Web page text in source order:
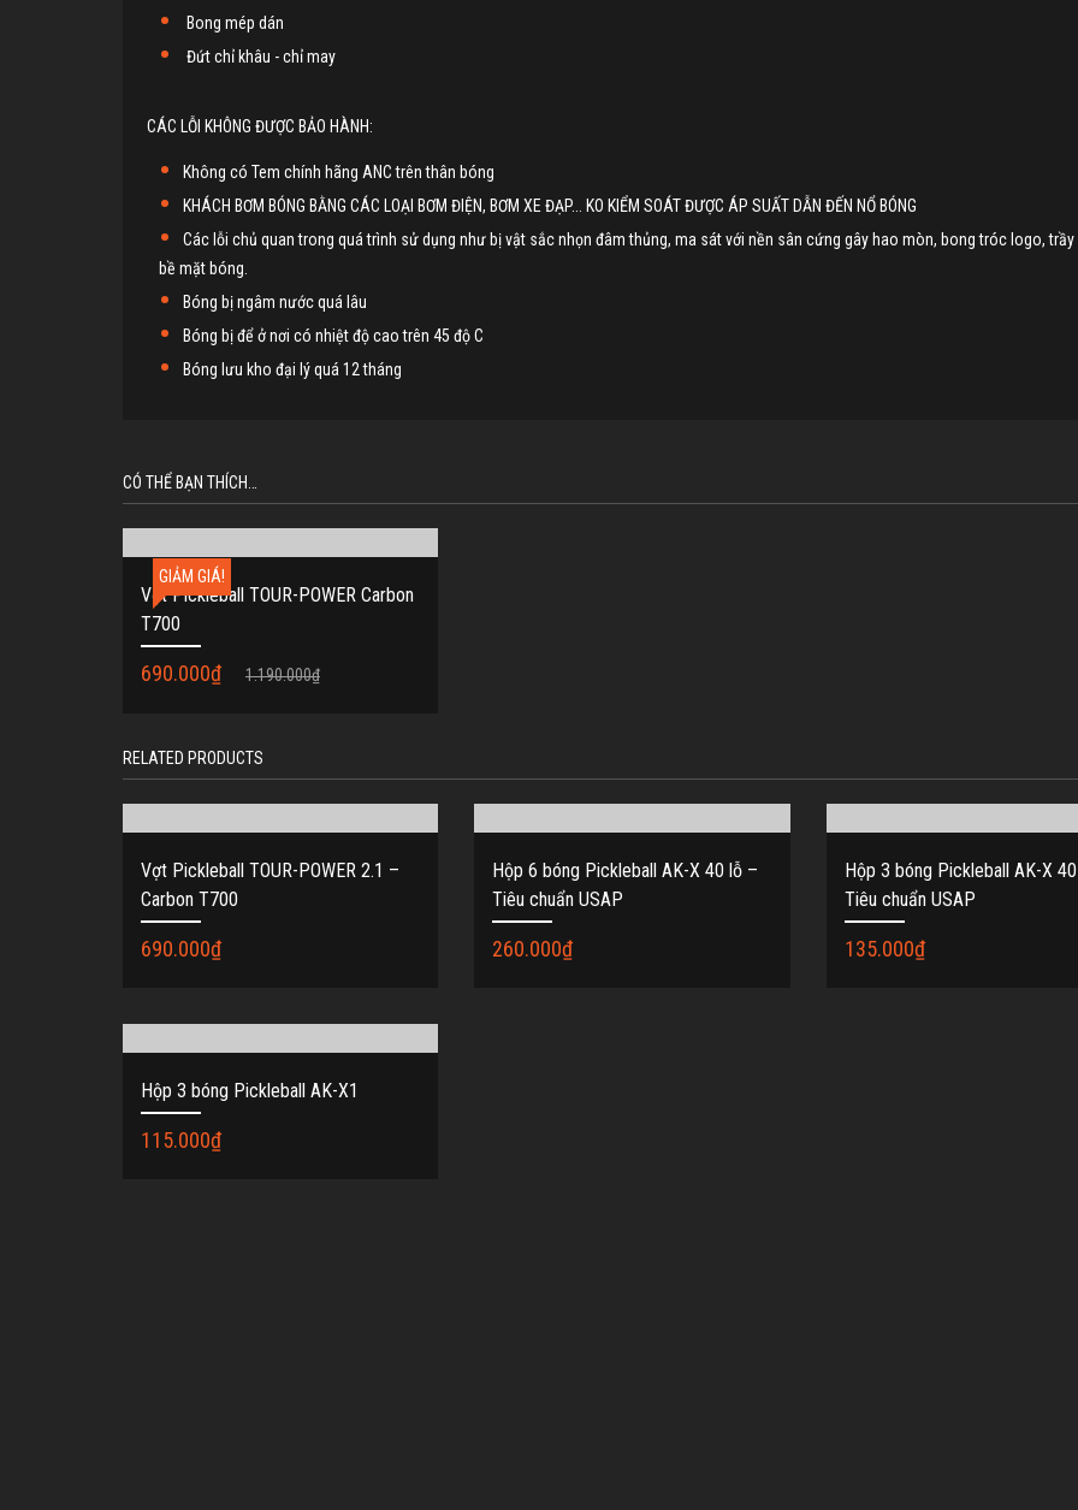
Bong mép dán
Đứt chỉ khâu - chỉ may
CÁC LỖI KHÔNG ĐƯỢC BẢO HÀNH:
Không có Tem chính hãng ANC trên thân bóng
KHÁCH BƠM BÓNG BẰNG CÁC LOẠI BƠM ĐIỆN, BƠM XE ĐẠP... KO KIỂM SOÁT ĐƯỢC ÁP SUẤT DẪN ĐẾN NỔ BÓNG
Các lỗi chủ quan trong quá trình sử dụng như bị vật sắc nhọn đâm thủng, ma sát với nền sân cứng gây hao mòn, bong tróc logo, trầy
bề mặt bóng.
Bóng bị ngâm nước quá lâu
Bóng bị để ở nơi có nhiệt độ cao trên 45 độ C
Bóng lưu kho đại lý quá 12 tháng
CÓ THỂ BẠN THÍCH…
GIẢM GIÁ!
Vợt Pickleball TOUR-POWER Carbon
T700
1.190.000₫
690.000₫
RELATED PRODUCTS
Vợt Pickleball TOUR-POWER 2.1 –
Carbon T700
690.000₫
Hộp 6 bóng Pickleball AK-X 40 lỗ –
Tiêu chuẩn USAP
260.000₫
Hộp 3 bóng Pickleball AK-X
Tiêu chuẩn USAP
135.000₫
Hộp 3 bóng Pickleball AK-X1
115.000₫